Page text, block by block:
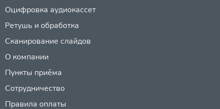
Оцифровка аудиокассет
Ретушь и обработка
Сканирование слайдов
О компании
Пункты приёма
Сотрудничество
Правила оплаты